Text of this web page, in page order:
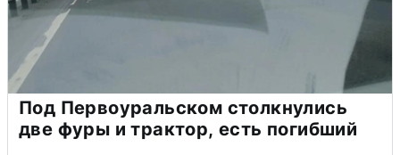
Под Первоуральском столкнулись
две фуры и трактор, есть погибший